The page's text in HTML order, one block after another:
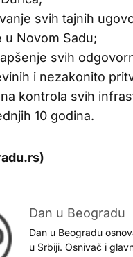
svih tajnih
u Novom Sadu;
svih
i nezakonito
kontrola svih
10 godina.
Dan u Beogradu
Dan u Beogradu
u Srbiji. Osnivač i